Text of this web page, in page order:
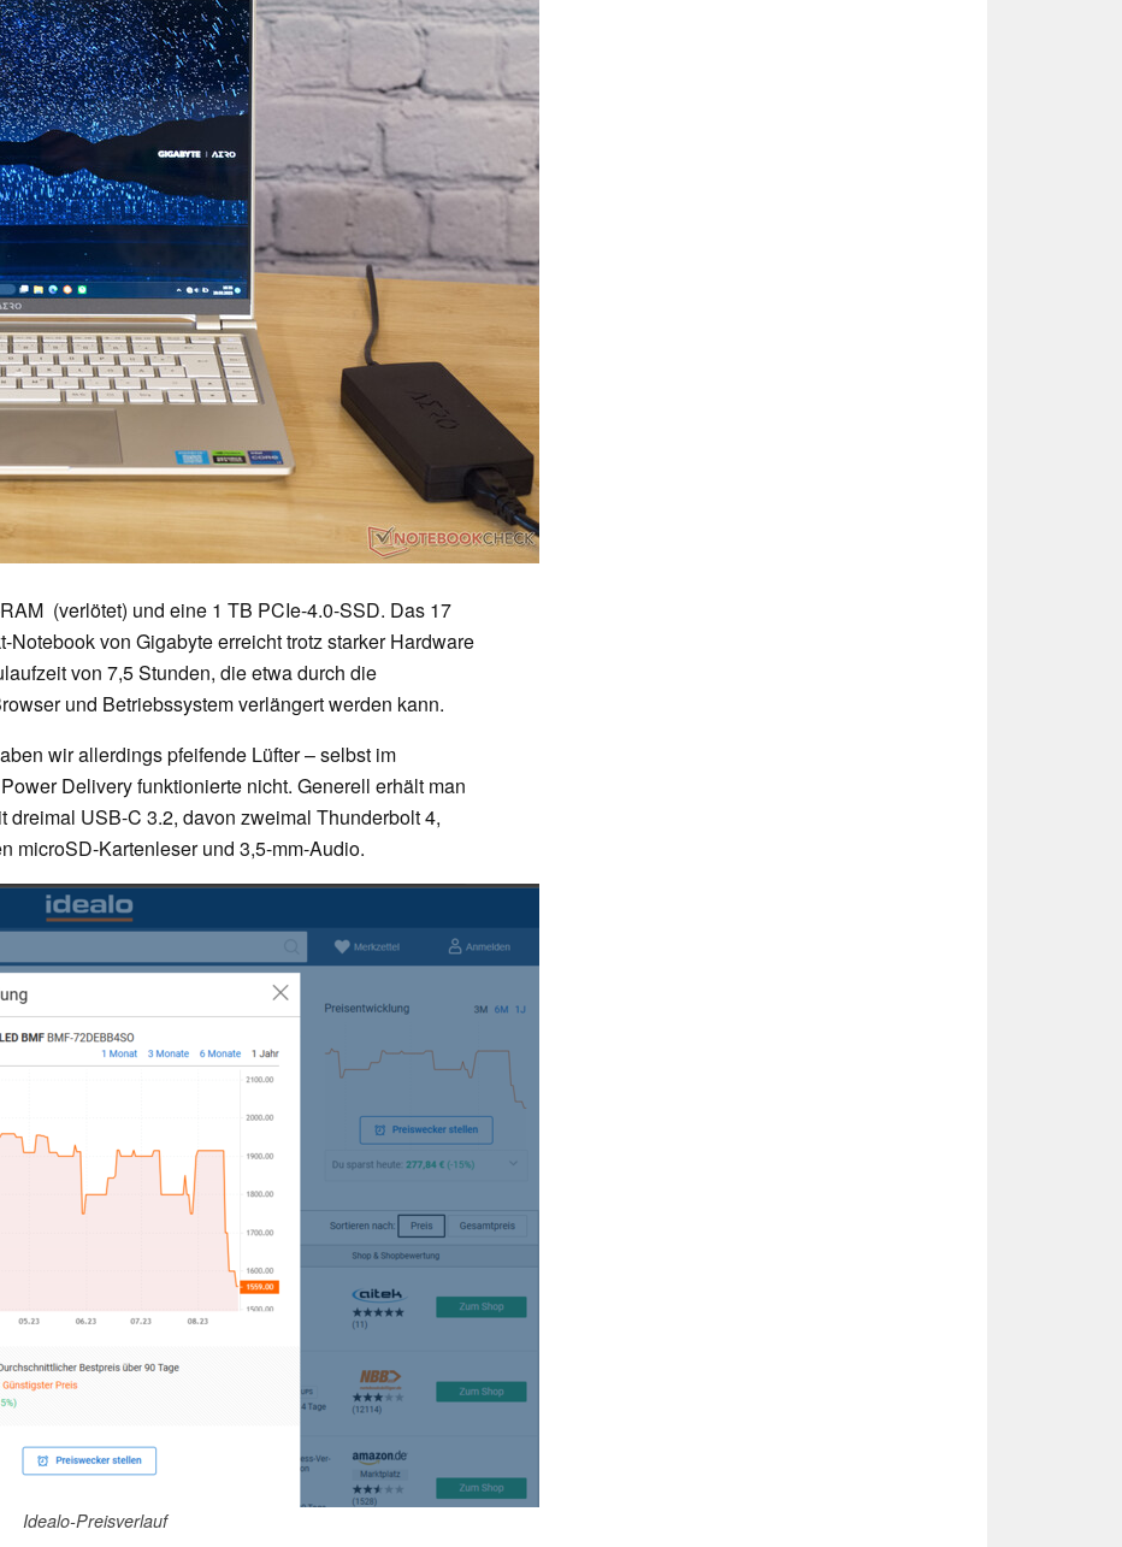
(verlötet) und eine 1 TB PCIe-4.0-SSD. Das 17
Notebook von Gigabyte erreicht trotz starker Hardware
von 7,5 Stunden, die etwa durch die
und Betriebssystem verlängert werden kann.
wir allerdings pfeifende Lüfter – selbst im
Delivery funktionierte nicht. Generell erhält man
USB-C 3.2, davon zweimal Thunderbolt 4,
microSD-Kartenleser und 3,5-mm-Audio.
Idealo-Preisverlauf